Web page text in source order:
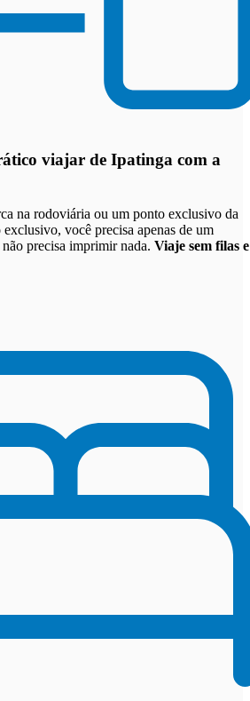
viajar de Ipatinga com a
na rodoviária ou um ponto exclusivo da
você precisa apenas de um
precisa imprimir nada. Viaje sem filas e